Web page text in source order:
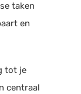
taken
en
tot je
centraal